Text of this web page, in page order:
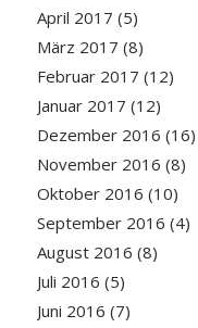
April 2017 (5)
März 2017 (8)
Februar 2017 (12)
Januar 2017 (12)
Dezember 2016 (16)
November 2016 (8)
Oktober 2016 (10)
September 2016 (4)
August 2016 (8)
Juli 2016 (5)
Juni 2016 (7)